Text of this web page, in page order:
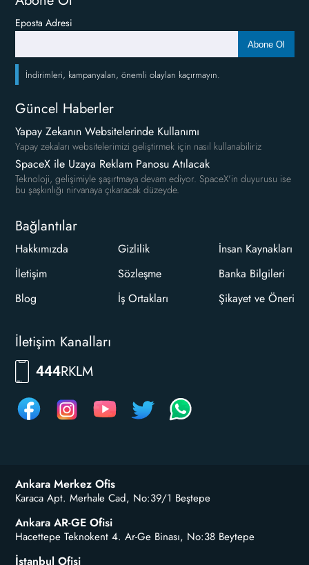
Eposta Adresi
Abone Ol
İndirimleri, kampanyaları, önemli olayları kaçırmayın.
Güncel Haberler
Yapay Zekanın Websitelerinde Kullanımı
Yapay zekaları websitelerimizi geliştirmek için nasıl kullanabiliriz
SpaceX ile Uzaya Reklam Panosu Atılacak
Teknoloji, gelişimiyle şaşırtmaya devam ediyor. SpaceX'in duyurusu ise
bu şaşkınlığı nirvanaya çıkaracak düzeyde.
Bağlantılar
Hakkımızda
İletişim
Blog
Gizlilik
Sözleşme
İş Ortakları
İnsan Kaynakları
Banka Bilgileri
Şikayet ve Öneri
İletişim Kanalları
444RKLM
Ankara Merkez Ofis
Karaca Apt. Merhale Cad, No:39/1 Beştepe
Ankara AR-GE Ofisi
Hacettepe Teknokent 4. Ar-Ge Binası, No:38 Beytepe
İstanbul Ofisi